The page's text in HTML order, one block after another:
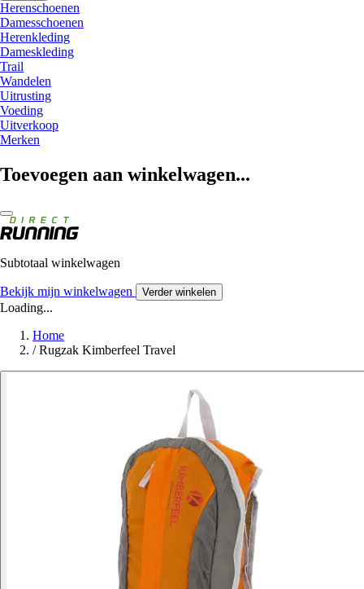
Herenschoenen
Damesschoenen
Herenkleding
Dameskleding
Trail
Wandelen
Uitrusting
Voeding
Uitverkoop
Merken
Toevoegen aan winkelwagen...
Subtotaal winkelwagen
Bekijk mijn winkelwagen Verder winkelen
Loading...
Home
/ Rugzak Kimberfeel Travel